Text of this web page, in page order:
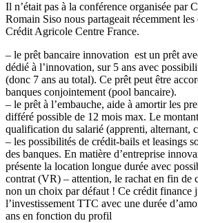
Il n’était pas à la conférence organisée par
Romain Siso nous partageait récemment
Crédit Agricole Centre France.
– le prêt bancaire innovation est un prêt
dédié à l’innovation, sur 5 ans avec
(donc 7 ans au total). Ce prêt peut être
banques conjointement (pool bancaire).
– le prêt à l’embauche, aide à amortir les
différé possible de 12 mois max. Le
qualification du salarié (apprenti, alternant,
– les possibilités de crédit-bails et leasings
des banques. En matière d’entreprise
présente la location longue durée avec
contrat (VR) – attention, le rachat en fin de
non un choix par défaut ! Ce crédit finance
l’investissement TTC avec une durée
ans en fonction du profil